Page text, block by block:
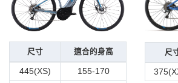
尺寸 適合的身高
445(XS)
155-170
尺